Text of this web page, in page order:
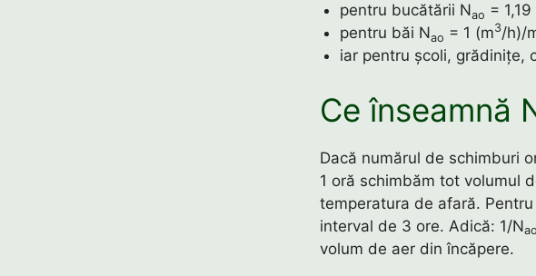
pentru bucătării Nao = 1,19
pentru băi Nao = 1 (m3/h)/
iar pentru școli, grădinițe,
Ce înseamnă
Dacă numărul de schimburi
1 oră schimbăm tot volumul
temperatura de afară. Pentru
interval de 3 ore. Adică: 1/Nao
volum de aer din încăpere.